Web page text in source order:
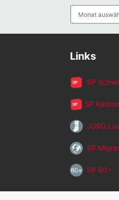
Links
SP
SP
JUSO
SP
SP 60+